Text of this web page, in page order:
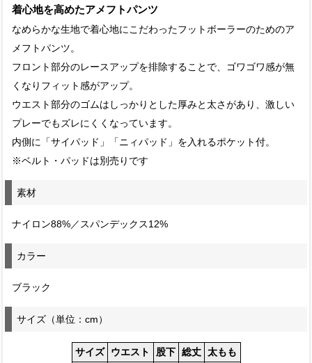
着心地を高めたアメフトパンツ
なめらかな生地で着心地にこだわったフットボーラーのためのア
メフトパンツ。
フロント部分のレースアップを排除することで、ゴワゴワ感が無
くなりフィット感がアップ。
ウエスト部分のゴムはしっかりとした厚みと太さがあり、激しい
プレーでもズレにくくなっています。
内側に「サイパッド」「ニィパッド」を入れるポケット付。
※ベルト・パッドは別売りです
素材
ナイロン88%／スパンデックス12%
カラー
ブラック
サイズ（単位：cm）
サイズ ウエスト 股下 総丈 太もも